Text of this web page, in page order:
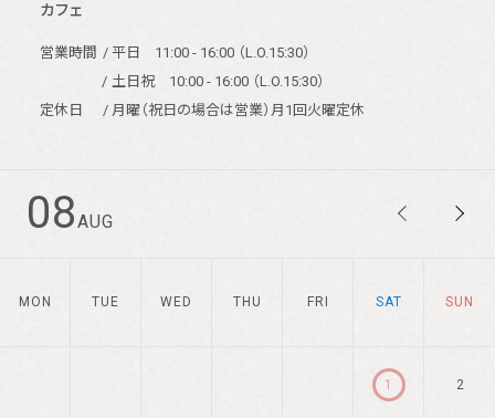
カフェ
営業時間 / 平日 11:00 - 16:00 （L.O.15:30）
/ 土日祝 10:00 - 16:00 （L.O.15:30）
定休日
/ 月曜（祝日の場合は営業）月1回火曜定休
08AUG
MON TUE WED THU FRI SAT SUN
1 2